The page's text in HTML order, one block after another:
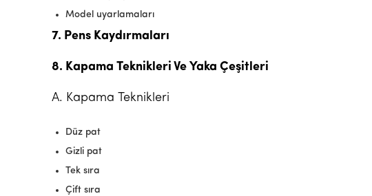
Model uyarlamaları
7. Pens Kaydırmaları
8. Kapama Teknikleri Ve Yaka Çeşitleri
A. Kapama Teknikleri
Düz pat
Gizli pat
Tek sıra
Çift sıra